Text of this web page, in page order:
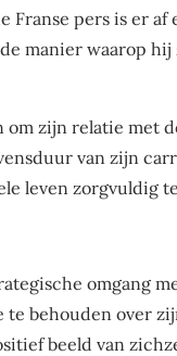
pers is er af
manier waarop
om zijn relatie met
van zijn
leven zorgvuldig
omgang
behouden over
beeld van